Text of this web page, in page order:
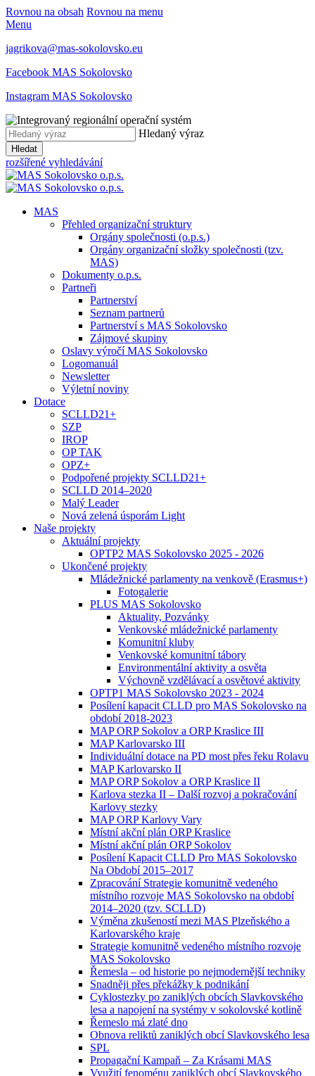
Rovnou na obsah Rovnou na menu
Menu
jagrikova@mas-sokolovsko.eu
Facebook MAS Sokolovsko
Instagram MAS Sokolovsko
Hledaný výraz
Hledat
rozšířené vyhledávání
MAS
Přehled organizační struktury
Orgány společnosti (o.p.s.)
Orgány organizační složky společnosti (tzv.
MAS)
Dokumenty o.p.s.
Partneři
Partnerství
Seznam partnerů
Partnerství s MAS Sokolovsko
Zájmové skupiny
Oslavy výročí MAS Sokolovsko
Logomanuál
Newsletter
Výletní noviny
Dotace
SCLLD21+
SZP
IROP
OP TAK
OPZ+
Podpořené projekty SCLLD21+
SCLLD 2014–2020
Malý Leader
Nová zelená úsporám Light
Naše projekty
Aktuální projekty
OPTP2 MAS Sokolovsko 2025 - 2026
Ukončené projekty
Mládežnické parlamenty na venkově (Erasmus+)
Fotogalerie
PLUS MAS Sokolovsko
Aktuality, Pozvánky
Venkovské mládežnické parlamenty
Komunitní kluby
Venkovské komunitní tábory
Environmentální aktivity a osvěta
Výchovně vzdělávací a osvětové aktivity
OPTP1 MAS Sokolovsko 2023 - 2024
Posílení kapacit CLLD pro MAS Sokolovsko na
období 2018-2023
MAP ORP Sokolov a ORP Kraslice III
MAP Karlovarsko III
Individuální dotace na PD most přes řeku Rolavu
MAP Karlovarsko II
MAP ORP Sokolov a ORP Kraslice II
Karlova stezka II – Další rozvoj a pokračování
Karlovy stezky
MAP ORP Karlovy Vary
Místní akční plán ORP Kraslice
Místní akční plán ORP Sokolov
Posílení Kapacit CLLD Pro MAS Sokolovsko
Na Období 2015–2017
Zpracování Strategie komunitně vedeného
místního rozvoje MAS Sokolovsko na období
2014–2020 (tzv. SCLLD)
Výměna zkušeností mezi MAS Plzeňského a
Karlovarského kraje
Strategie komunitně vedeného místního rozvoje
MAS Sokolovsko
Řemesla – od historie po nejmodernější techniky
Snadněji přes překážky k podnikání
Cyklostezky po zaniklých obcích Slavkovského
lesa a napojení na systémy v sokolovské kotlině
Řemeslo má zlaté dno
Obnova reliktů zaniklých obcí Slavkovského lesa
SPL
Propagační Kampaň – Za Krásami MAS
Využití fenoménu zaniklých obcí Slavkovského